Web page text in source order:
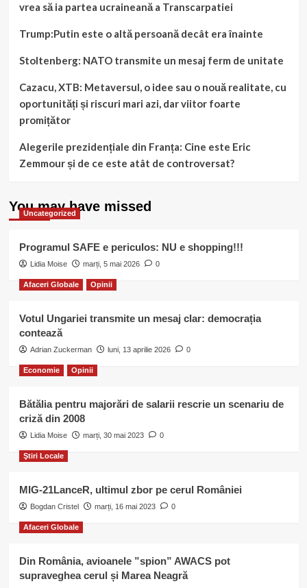
vrea să ia partea ucraineană a Transcarpatiei
Trump:Putin este o altă persoană decât era înainte
Stoltenberg: NATO transmite un mesaj ferm de unitate
Cazacu, XTB: Metaversul, o idee sau o nouă realitate, cu
oportunități și riscuri mari azi, dar viitor foarte
promițător
Alegerile prezidențiale din Franța: Cine este Eric
Zemmour și de ce este atât de controversat?
You may have missed
Uncategorized
Programul SAFE e periculos: NU e shopping!!!
Lidia Moise marți, 5 mai 2026 0
Afaceri Globale Opinii
Votul Ungariei transmite un mesaj clar: democrația
contează
Adrian Zuckerman luni, 13 aprilie 2026 0
Economie Opinii
Bătălia pentru majorări de salarii rescrie un scenariu de
criză din 2008
Lidia Moise marți, 30 mai 2023 0
Ştiri Locale
MIG-21LanceR, ultimul zbor pe cerul României
Bogdan Cristel marți, 16 mai 2023 0
Afaceri Globale
Din România, avioanele ”spion” AWACS pot
supraveghea cerul și Marea Neagră